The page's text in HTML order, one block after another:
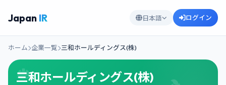
Japan IR 日本語 ログイン
ホーム 企業一覧 三和ホールディングス(株)
三和ホールディングス(株)